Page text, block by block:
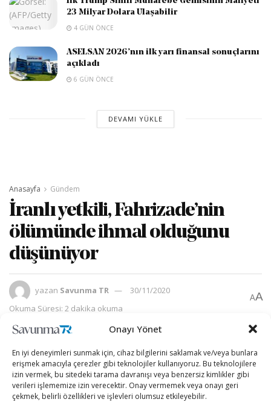
Onayı Yönet
En iyi deneyimleri sunmak için, cihaz bilgilerini saklamak ve/veya bunlara
erişmek amacıyla çerezler gibi teknolojiler kullanıyoruz. Bu teknolojilere
izin vermek, bu sitedeki tarama davranışı veya benzersiz kimlikler gibi
verileri işlememize izin verecektir. Onay vermemek veya onayı geri
çekmek, belirli özellikleri ve işlevleri olumsuz etkileyebilir.
23 Milyar Dolara Ulaşabilir
4 GÜN ÖNCE
ASELSAN 2026’nın ilk yarı finansal sonuçlarını
açıkladı
6 GÜN ÖNCE
DEVAMI YÜKLE
Anasayfa Gündem
İranlı yetkili, Fahrizade’nin
ölümünde ihmal olduğunu
düşünüyor
yazan Savunma TR
30/11/2020
Okuma Süresi: 2 dakika okuma
AA